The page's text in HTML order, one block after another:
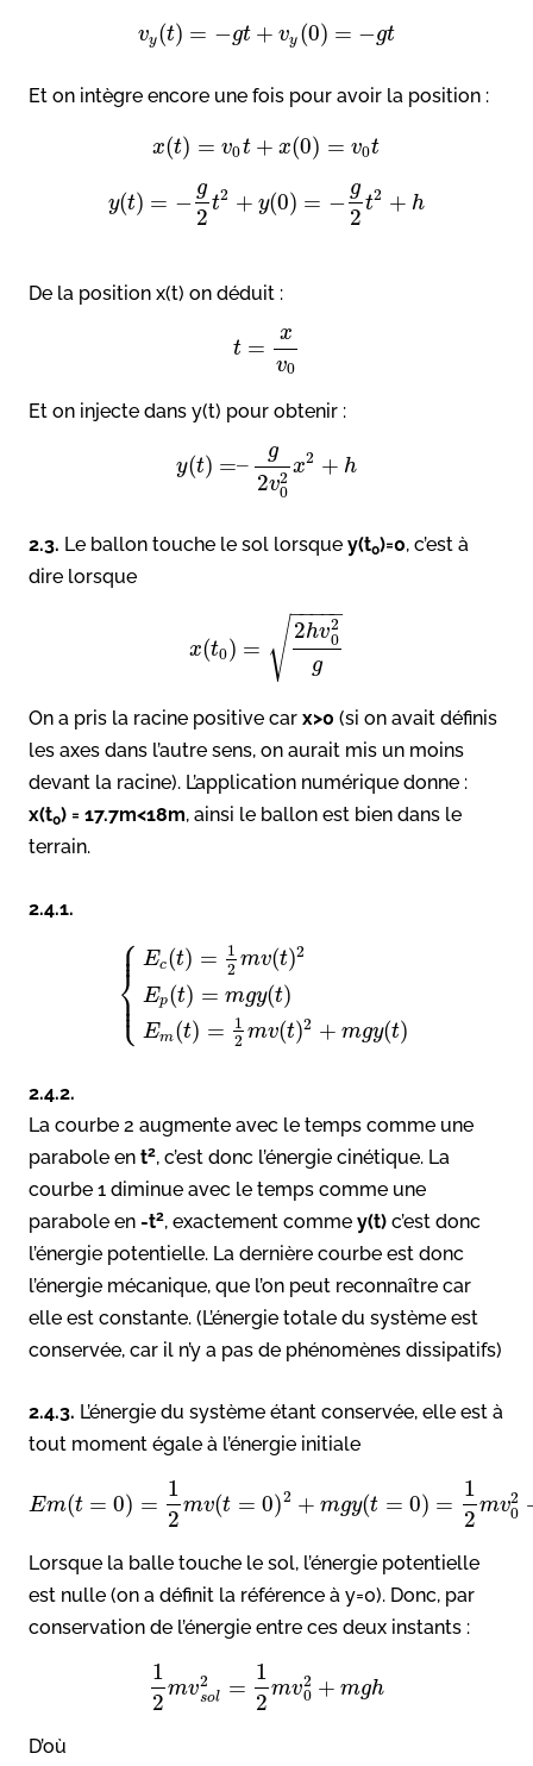
vy(t) = −gt + vy (0) = −gt
Et on intègre encore une fois pour avoir la position :
x(t) = v0t + x(0) = v0t
y(t) = −
g
2
t2 + y(0) = −
g
2
t2 + h
De la position x(t) on déduit :
t =
x
v0
Et on injecte dans y(t) pour obtenir :
y(t) =–
g
2v2
0
x2 + h
2.3. Le ballon touche le sol lorsque y(t0)=0, c’est à
dire lorsque
x(t0) =
2hv2
0
g
− −
−−−
√
On a pris la racine positive car x>0 (si on avait définis
les axes dans l’autre sens, on aurait mis un moins
devant la racine). L’application numérique donne :
x(t0) = 17.7m<18m, ainsi le ballon est bien dans le
terrain.
2.4.1.
⎧
⎩
⎨⎪
⎪
⎪
⎪
Ec(t) =
1
2 mv(t)2
Ep(t) = mgy(t)
Em(t) =
1
2 mv(t)2 + mgy(t)
2.4.2.
La courbe 2 augmente avec le temps comme une
parabole en t2, c’est donc l’énergie cinétique. La
courbe 1 diminue avec le temps comme une
parabole en -t2, exactement comme y(t) c’est donc
l’énergie potentielle. La dernière courbe est donc
l’énergie mécanique, que l’on peut reconnaître car
elle est constante. (L’énergie totale du système est
conservée, car il n’y a pas de phénomènes dissipatifs)
2.4.3. L’énergie du système étant conservée, elle est à
tout moment égale à l’énergie initiale
Em(t = 0) =
1
2
mv(t = 0)2 + mgy(t = 0) =
1
2
mv2
0
Lorsque la balle touche le sol, l’énergie potentielle
est nulle (on a définit la référence à y=0). Donc, par
conservation de l’énergie entre ces deux instants :
1
2
mv2
sol =
1
2
mv2
0 + mgh
D’où